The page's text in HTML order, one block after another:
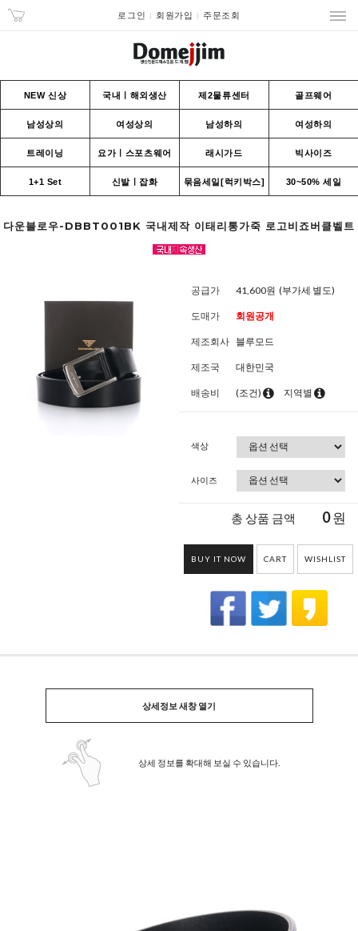
로그인 회원가입 주문조회
NEW 신상 국내ㅣ해외생산 제2물류센터 골프웨어
남성상의 여성상의 남성하의 여성하의
트레이닝 요가ㅣ스포츠웨어 래시가드 빅사이즈
1+1 Set 신발ㅣ잡화 묶음세일[럭키박스] 30~50% 세일
다운블로우-DBBT001BK 국내제작 이태리통가죽 로고비죠버클벨트
공급가 41,600원 (부가세 별도)
도매가 회원공개
제조회사 블루모드
제조국 대한민국
배송비 (조건) 지역별
색상
사이즈
총 상품 금액 0원
BUY IT NOW CART WISHLIST
상세정보 새창 열기
상세 정보를 확대해 보실 수 있습니다.